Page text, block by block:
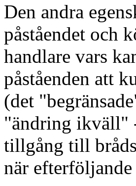
Den andra
påståendet och
handlare vars
påståenden att
(det
"ändring ikväll"
tillgång till
när